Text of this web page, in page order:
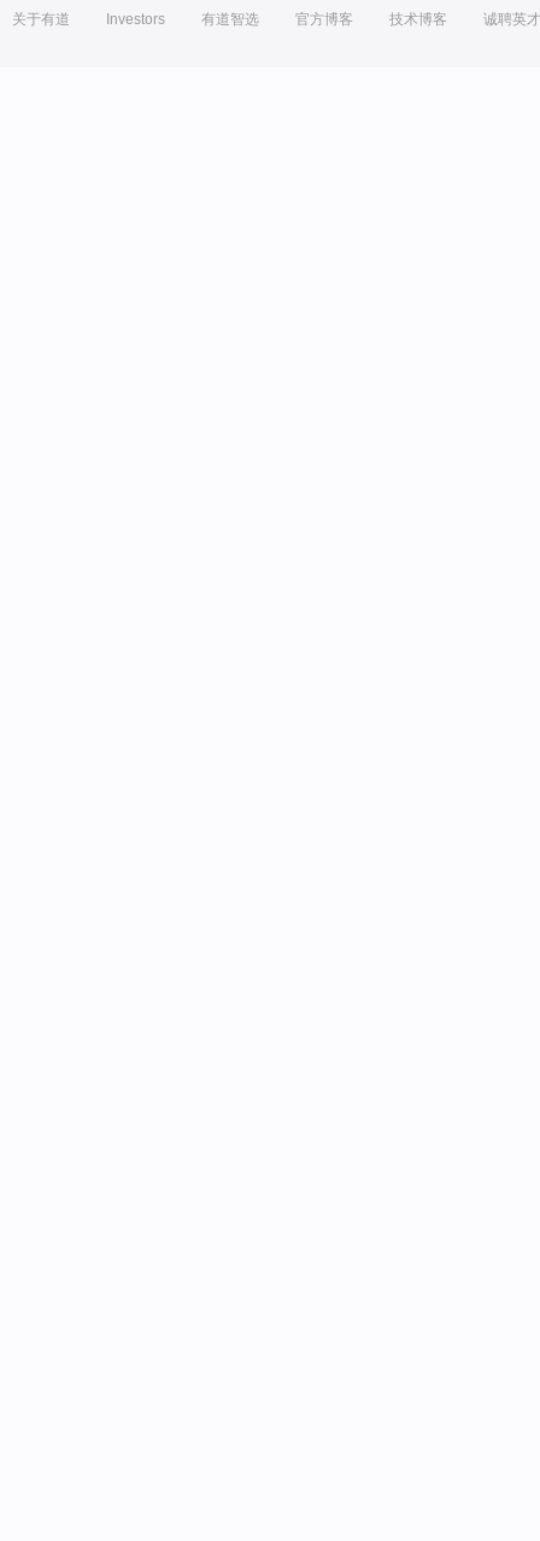
关于有道 Investors 有道智选 官方博客 技术博客 诚聘英才